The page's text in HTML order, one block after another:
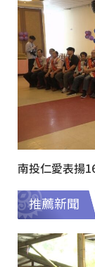
南投仁愛表揚
推薦新聞